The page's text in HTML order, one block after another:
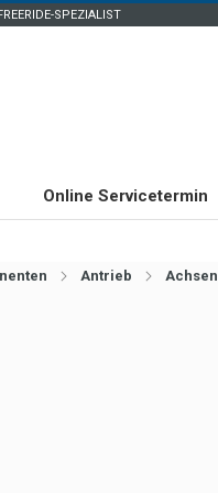
SPEZIALIST
Online Servicetermin
Antrieb Achsen